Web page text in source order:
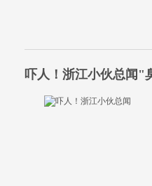
吓人！浙江小伙总闻"